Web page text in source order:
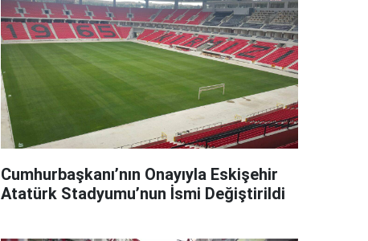
Cumhurbaşkanı’nın Onayıyla Eskişehir
Atatürk Stadyumu’nun İsmi Değiştirildi